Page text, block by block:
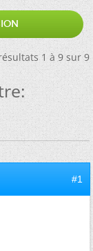
1 à 9 sur 9
#1